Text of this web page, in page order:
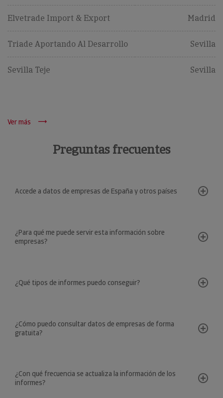
Elvetrade Import & Export Madrid
Triade Aportando Al Desarrollo Sevilla
Sevilla Teje Sevilla
Ver más
Preguntas frecuentes
Accede a datos de empresas de España y otros países
¿Para qué me puede servir esta información sobre
empresas?
¿Qué tipos de informes puedo conseguir?
¿Cómo puedo consultar datos de empresas de forma
gratuita?
¿Con qué frecuencia se actualiza la información de los
informes?